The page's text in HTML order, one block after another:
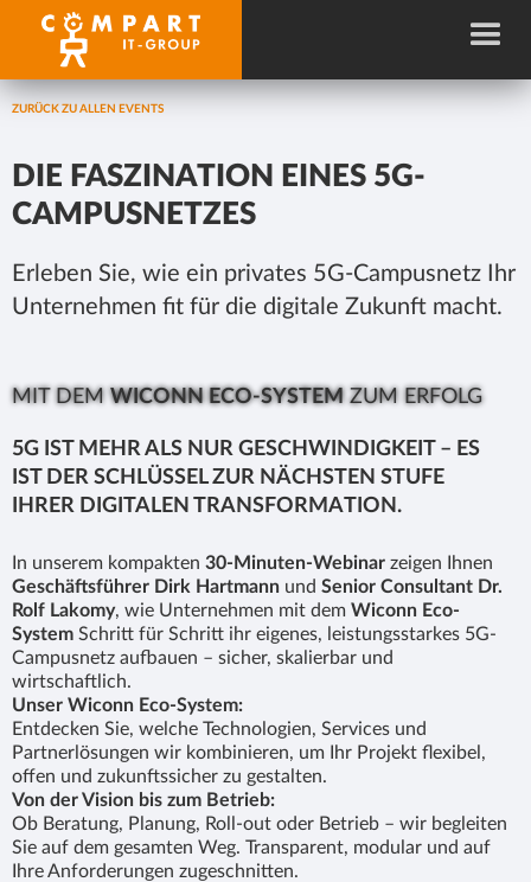
ZURÜCK ZU ALLEN EVENTS
DIE FASZINATION EINES 5G-
CAMPUSNETZES
Erleben Sie, wie ein privates 5G-Campusnetz Ihr
Unternehmen fit für die digitale Zukunft macht.
MIT DEMWICONN ECO-SYSTEM ZUM ERFOLG
5G IST MEHR ALS NUR GESCHWINDIGKEIT – ES
IST DER SCHLÜSSEL ZUR NÄCHSTEN STUFE
IHRER DIGITALEN TRANSFORMATION.
In unserem kompakten 30-Minuten-Webinar zeigen Ihnen
Geschäftsführer Dirk Hartmann und Senior Consultant Dr.
Rolf Lakomy, wie Unternehmen mit dem Wiconn Eco-
System Schritt für Schritt ihr eigenes, leistungsstarkes 5G-
Campusnetz aufbauen – sicher, skalierbar und
wirtschaftlich.
Unser Wiconn Eco-System:
Entdecken Sie, welche Technologien, Services und
Partnerlösungen wir kombinieren, um Ihr Projekt flexibel,
offen und zukunftssicher zu gestalten.
Von der Vision bis zum Betrieb:
Ob Beratung, Planung, Roll-out oder Betrieb – wir begleiten
Sie auf dem gesamten Weg. Transparent, modular und auf
Ihre Anforderungen zugeschnitten.